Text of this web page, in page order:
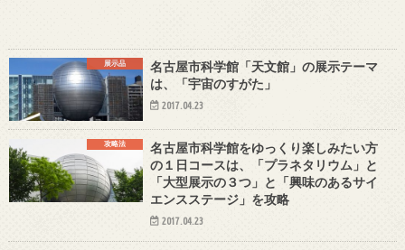
展示品
名古屋市科学館「天文館」の展示テーマ
は、「宇宙のすがた」
2017.04.23
攻略法
名古屋市科学館をゆっくり楽しみたい方
の１日コースは、「プラネタリウム」と
「大型展示の３つ」と「興味のあるサイ
エンスステージ」を攻略
2017.04.23